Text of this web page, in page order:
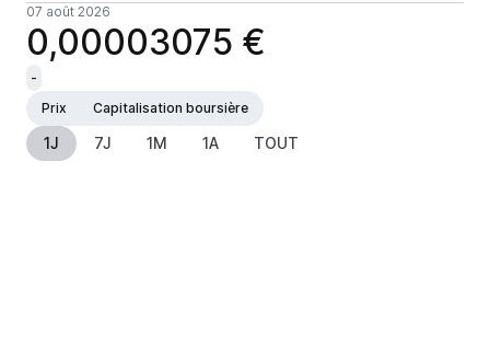
07 août 2026
0,00003075 €
-
Prix
Capitalisation boursière
1J 7J 1M 1A TOUT